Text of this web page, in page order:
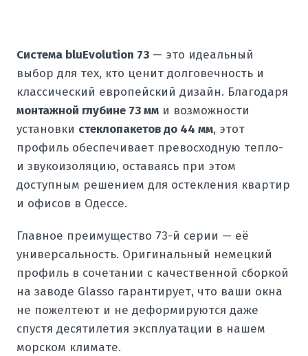
Система bluEvolution 73 — это идеальный
выбор для тех, кто ценит долговечность и
классический европейский дизайн. Благодаря
монтажной глубине 73 мм и возможности
установки стеклопакетов до 44 мм, этот
профиль обеспечивает превосходную тепло-
и звукоизоляцию, оставаясь при этом
доступным решением для остекления квартир
и офисов в Одессе.
Главное преимущество 73-й серии — её
универсальность. Оригинальный немецкий
профиль в сочетании с качественной сборкой
на заводе Glasso гарантирует, что ваши окна
не пожелтеют и не деформируются даже
спустя десятилетия эксплуатации в нашем
морском климате.